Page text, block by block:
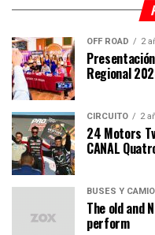
OFF ROAD 2
Regional
CIRCUITO 2
24 Motors
CANAL
BUSES Y
The old and
perform